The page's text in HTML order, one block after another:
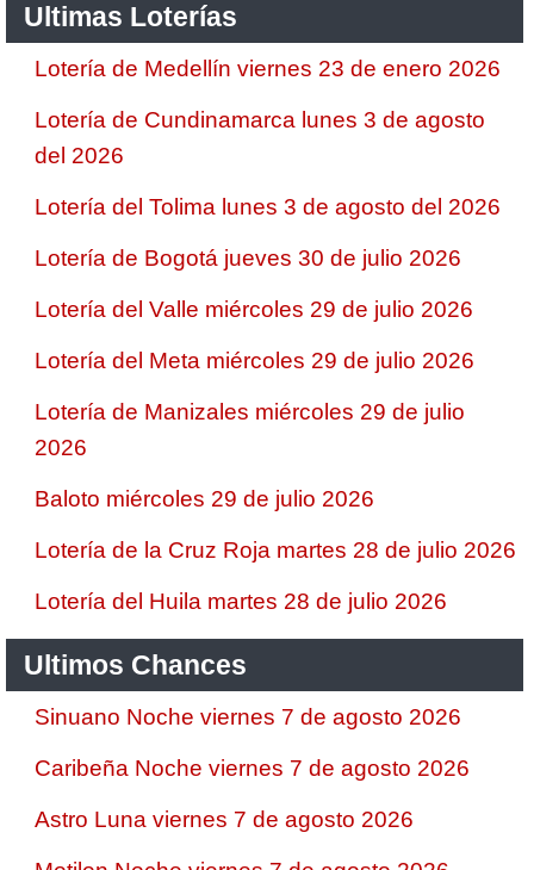
Ultimas Loterías
Lotería de Medellín viernes 23 de enero 2026
Lotería de Cundinamarca lunes 3 de agosto
del 2026
Lotería del Tolima lunes 3 de agosto del 2026
Lotería de Bogotá jueves 30 de julio 2026
Lotería del Valle miércoles 29 de julio 2026
Lotería del Meta miércoles 29 de julio 2026
Lotería de Manizales miércoles 29 de julio
2026
Baloto miércoles 29 de julio 2026
Lotería de la Cruz Roja martes 28 de julio 2026
Lotería del Huila martes 28 de julio 2026
Ultimos Chances
Sinuano Noche viernes 7 de agosto 2026
Caribeña Noche viernes 7 de agosto 2026
Astro Luna viernes 7 de agosto 2026